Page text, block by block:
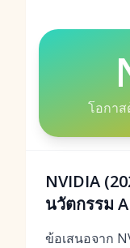
โอกาส
NVIDIA
นวัตกรรม
ข้อเสนอจาก